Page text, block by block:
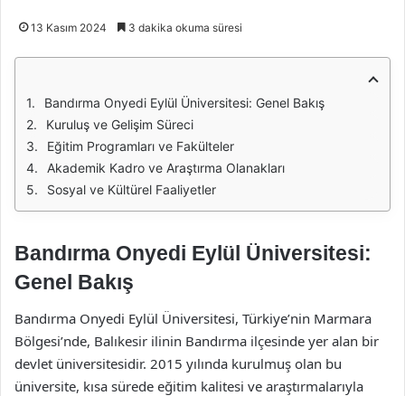
13 Kasım 2024 3 dakika okuma süresi
Bandırma Onyedi Eylül Üniversitesi: Genel Bakış
Kuruluş ve Gelişim Süreci
Eğitim Programları ve Fakülteler
Akademik Kadro ve Araştırma Olanakları
Sosyal ve Kültürel Faaliyetler
Bandırma Onyedi Eylül Üniversitesi:
Genel Bakış
Bandırma Onyedi Eylül Üniversitesi, Türkiye’nin Marmara
Bölgesi’nde, Balıkesir ilinin Bandırma ilçesinde yer alan bir
devlet üniversitesidir. 2015 yılında kurulmuş olan bu
üniversite, kısa sürede eğitim kalitesi ve araştırmalarıyla